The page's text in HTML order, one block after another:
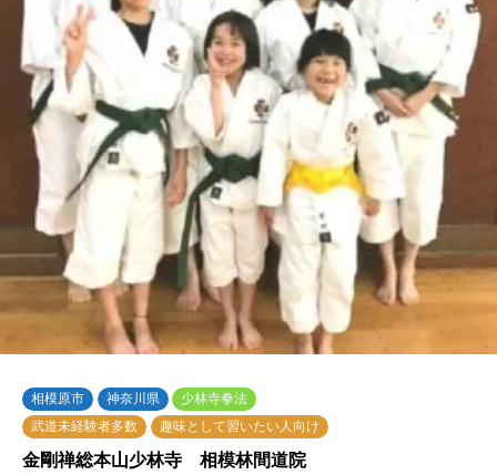
相模原市 神奈川県
少林寺拳法
武道未経験者多数
趣味として習いたい人向け
金剛禅総本山少林寺 相模林間道院